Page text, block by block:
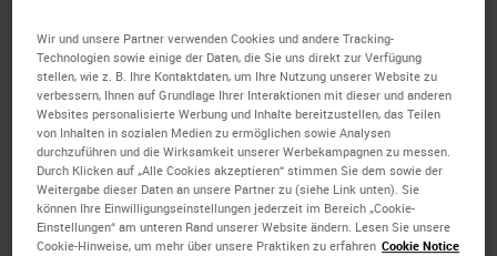
Wir und unsere Partner verwenden Cookies und andere Tracking-
Technologien sowie einige der Daten, die Sie uns direkt zur Verfügung
stellen, wie z. B. Ihre Kontaktdaten, um Ihre Nutzung unserer Website zu
verbessern, Ihnen auf Grundlage Ihrer Interaktionen mit dieser und anderen
Websites personalisierte Werbung und Inhalte bereitzustellen, das Teilen
von Inhalten in sozialen Medien zu ermöglichen sowie Analysen
durchzuführen und die Wirksamkeit unserer Werbekampagnen zu messen.
Durch Klicken auf „Alle Cookies akzeptieren“ stimmen Sie dem sowie der
Weitergabe dieser Daten an unsere Partner zu (siehe Link unten). Sie
können Ihre Einwilligungseinstellungen jederzeit im Bereich „Cookie-
Einstellungen“ am unteren Rand unserer Website ändern. Lesen Sie unsere
Cookie-Hinweise, um mehr über unsere Praktiken zu erfahren Cookie Notice